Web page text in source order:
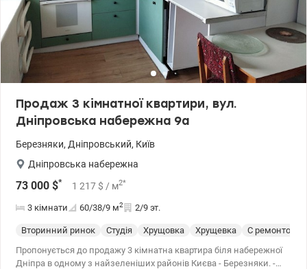
Продаж 3 кімнатної квартири, вул.
Дніпровська набережна 9а
Березняки, Дніпровський, Київ
Дніпровська набережна
73 000 $* 1 217 $ / м2*
3 кімнати 60/38/9 м2 2/9 эт.
Вторинний ринок Студія Хрущовка Хрущевка
С ремонтом
Пропонується до продажу 3 кімнатна квартира біля набережної
Дніпра в одному з найзеленіших районів Києва - Березняки. -